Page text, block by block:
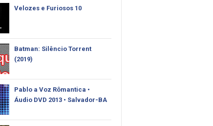
Velozes e Furiosos 10
Batman: Silêncio Torrent
(2019)
Pablo‬ a Voz Rômantica •
Áudio DVD 2013 • Salvador-BA